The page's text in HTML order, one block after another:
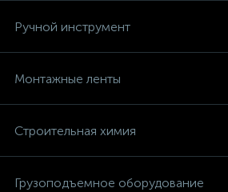
Ручной инструмент
Монтажные ленты
Строительная химия
Грузоподъемное оборудование